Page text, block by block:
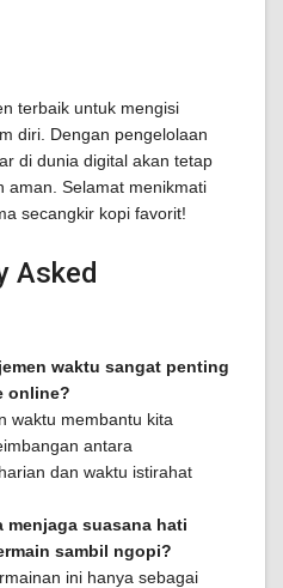
terbaik untuk mengisi
diri. Dengan pengelolaan
di dunia digital akan tetap
aman. Selamat menikmati
secangkir kopi favorit!
Asked
waktu sangat penting
online?
waktu membantu kita
antara
dan waktu istirahat
menjaga suasana hati
sambil ngopi?
ini hanya sebagai